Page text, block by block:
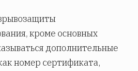
кроме основных
дополнительные
номер сертификата,